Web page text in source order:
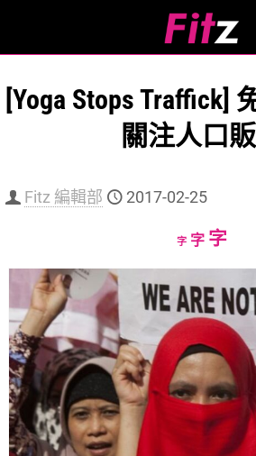
[Yoga Stops Traffick]
關注人口
Fitz 編輯部 2017-02-25
字Decrease
size.
字Reset
size.
字